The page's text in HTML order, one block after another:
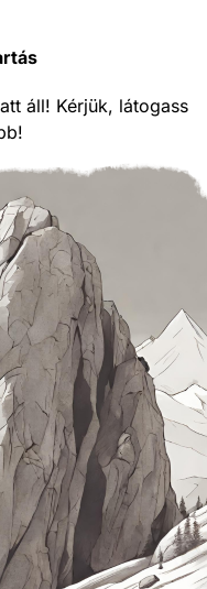
áll! Kérjük, látogass